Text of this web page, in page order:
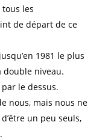
les
de départ de ce
1981 le plus
double niveau.
le dessus.
nous, mais nous ne
un peu seuls,